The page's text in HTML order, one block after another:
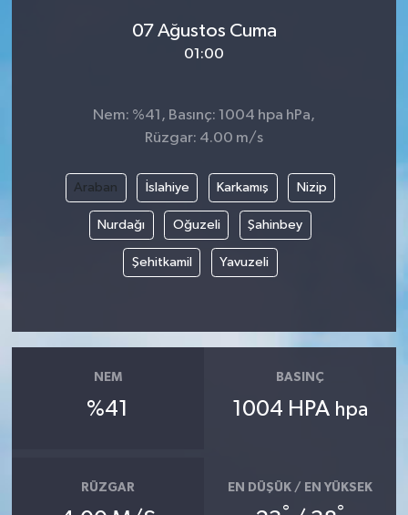
07 Ağustos Cuma
01:00
Nem: %41, Basınç: 1004 hpa hPa,
Rüzgar: 4.00 m/s
Araban İslahiye Karkamış Nizip
Nurdağı Oğuzeli Şahinbey
Şehitkamil Yavuzeli
NEM
%41
BASINÇ
1004 HPA hpa
RÜZGAR EN DÜŞÜK / EN YÜKSEK